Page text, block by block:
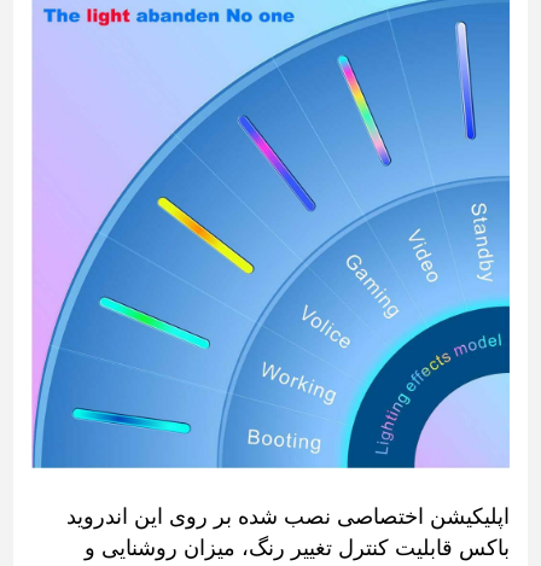
اپلیکیشن اختصاصی نصب شده بر روی این اندروید
باکس قابلیت کنترل تغییر رنگ، میزان روشنایی و